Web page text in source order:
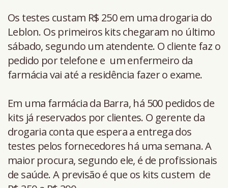
Os testes custam R$ 250 em uma drogaria do
Leblon. Os primeiros kits chegaram no último
sábado, segundo um atendente. O cliente faz o
pedido por telefone e um enfermeiro da
farmácia vai até a residência fazer o exame.
Em uma farmácia da Barra, há 500 pedidos de
kits já reservados por clientes. O gerente da
drogaria conta que espera a entrega dos
testes pelos fornecedores há uma semana. A
maior procura, segundo ele, é de profissionais
de saúde. A previsão é que os kits custem de